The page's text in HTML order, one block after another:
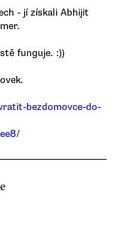
- jí získali Abhijit
funguje. :))
bezdomovce-do-